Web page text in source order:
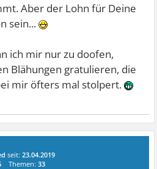
Aber der Lohn für Deine
sein...
ich mir nur zu doofen,
Blähungen gratulieren, die
mir öfters mal stolpert.
seit:23.04.2019
Themen:33